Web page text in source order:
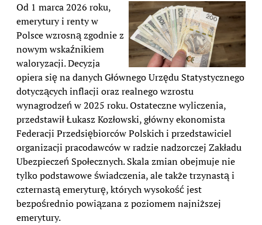
Od 1 marca 2026 roku,
emerytury i renty w
Polsce wzrosną zgodnie z
nowym wskaźnikiem
waloryzacji. Decyzja
opiera się na danych Głównego Urzędu Statystycznego
dotyczących inflacji oraz realnego wzrostu
wynagrodzeń w 2025 roku. Ostateczne wyliczenia,
przedstawił Łukasz Kozłowski, główny ekonomista
Federacji Przedsiębiorców Polskich i przedstawiciel
organizacji pracodawców w radzie nadzorczej Zakładu
Ubezpieczeń Społecznych. Skala zmian obejmuje nie
tylko podstawowe świadczenia, ale także trzynastą i
czternastą emeryturę, których wysokość jest
bezpośrednio powiązana z poziomem najniższej
emerytury.